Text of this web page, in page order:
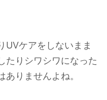
UVケアをしないまま
たりシワシワになった
ありませんよね。